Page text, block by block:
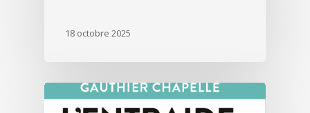
18 octobre 2025